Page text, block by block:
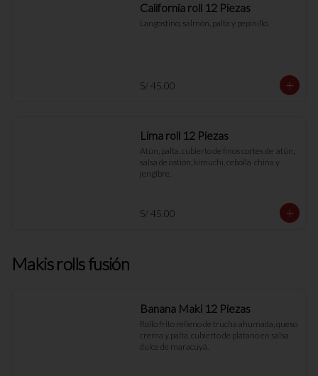
California roll 12 Piezas
Langostino, salmón, palta y pepinillo.
S/ 45.00
Lima roll 12 Piezas
Atún, palta, cubierto de finos cortes de  atún,
salsa de ostión, kimuchi, cebolla  china y
jengibre.
S/ 45.00
Makis rolls fusión
Banana Maki 12 Piezas
Rollo frito relleno de trucha ahumada, queso
crema y palta, cubierto de plátano en salsa
dulce de maracuyá.